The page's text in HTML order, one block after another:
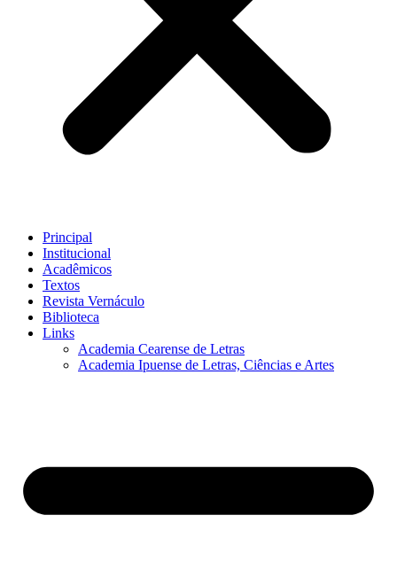
Principal
Institucional
Acadêmicos
Textos
Revista Vernáculo
Biblioteca
Links
Academia Cearense de Letras
Academia Ipuense de Letras, Ciências e Artes